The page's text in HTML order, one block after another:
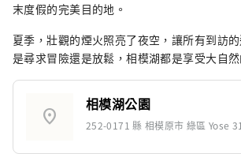
末度假的完美目的地。
夏季，壯觀的煙火照亮了夜空，讓所有到訪
是尋求冒險還是放鬆，相模湖都是享受大自然
location_on
相模湖公園
252-0171 縣 相模原市 綠區 Yose